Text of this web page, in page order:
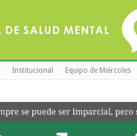
Institucional Equipo de Miércoles